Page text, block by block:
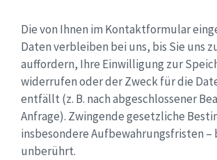
Die von Ihnen im Kontaktformular
Daten verbleiben bei uns, bis Sie uns
auffordern, Ihre Einwilligung zur
widerrufen oder der Zweck für die
entfällt (z. B. nach abgeschlossener
Anfrage). Zwingende gesetzliche
insbesondere Aufbewahrungsfristen –
unberührt.